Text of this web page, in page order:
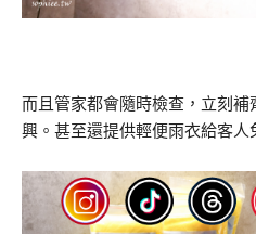
而且管家都會隨時檢查，立刻
興。甚至還提供輕便雨衣給客人